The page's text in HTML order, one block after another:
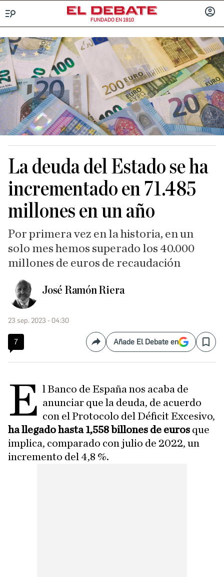
FUNDADO EN 1910
La deuda del Estado se ha
incrementado en 71.485
millones en un año
Por primera vez en la historia, en un
solo mes hemos superado los 40.000
millones de euros de recaudación
José Ramón Riera
23 sep. 2023 - 04:30
7 CompartirAñade El Debate en Save
E l Banco de España nos acaba de
anunciar que la deuda, de acuerdo
con el Protocolo del Déficit Excesivo,
ha llegado hasta 1,558 billones de euros que
implica, comparado con julio de 2022, un
incremento del 4,8 %.